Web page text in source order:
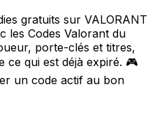
gratuits sur VALORANT
les Codes Valorant du
porte-clés et titres,
ce qui est déjà expiré. 🎮
un code actif au bon